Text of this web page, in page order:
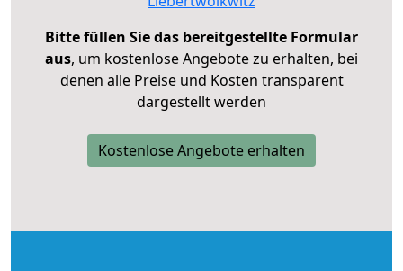
Bitte füllen Sie das bereitgestellte Formular
aus, um kostenlose Angebote zu erhalten, bei
denen alle Preise und Kosten transparent
dargestellt werden
Kostenlose Angebote erhalten